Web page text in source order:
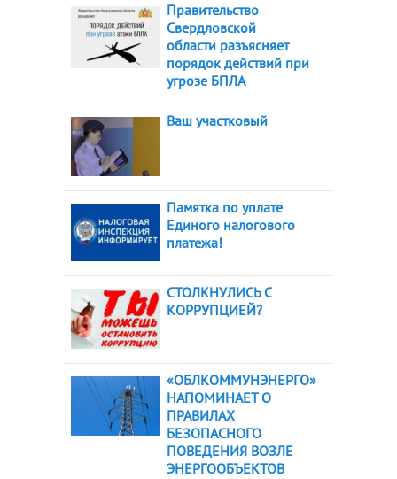
Правительство
Свердловской
области разъясняет
порядок действий при
угрозе БПЛА
Ваш участковый
Памятка по уплате
Единого налогового
платежа!
СТОЛКНУЛИСЬ С
КОРРУПЦИЕЙ?
«ОБЛКОММУНЭНЕРГО»
НАПОМИНАЕТ О
ПРАВИЛАХ
БЕЗОПАСНОГО
ПОВЕДЕНИЯ ВОЗЛЕ
ЭНЕРГООБЪЕКТОВ